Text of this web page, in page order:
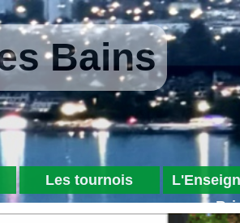
Les tournois
Bains